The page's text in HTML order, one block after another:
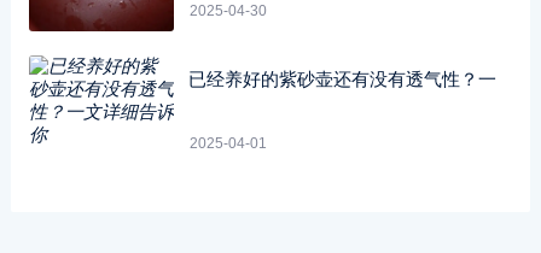
2025-04-30
已经养好的紫砂壶还有没有透气性？一
2025-04-01